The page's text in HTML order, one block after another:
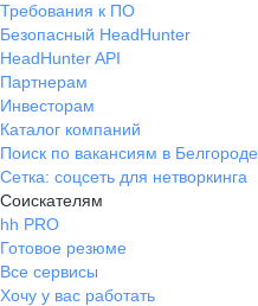
Требования к ПО
Безопасный HeadHunter
HeadHunter API
Партнерам
Инвесторам
Каталог компаний
Поиск по вакансиям в Белгороде
Сетка: соцсеть для нетворкинга
Соискателям
hh PRO
Готовое резюме
Все сервисы
Хочу у вас работать